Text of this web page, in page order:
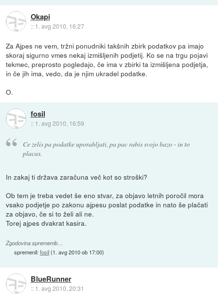
Okapi
:: 1. avg 2010, 16:27
Za Ajpes ne vem, tržni ponudniki takšnih zbirk podatkov pa imajo
skoraj sigurno vmes nekaj izmišljenih podjetij. Ko se na trgu pojavi
tekmec, preprosto pogledajo, če ima v zbirki ta izmišljena podjetja,
in če jih ima, vedo, da je njim ukradel podatke.
O.
fosil
:: 1. avg 2010, 16:59
Ce zelis pa podatke uporabljati, pa pac rabis svojo bazo - in to
placas.
In zakaj ti država zaračuna več kot so stroški?
Ob tem je treba vedet še eno stvar, za objavo letnih poročil mora
vsako podjetje po zakonu ajpesu poslat podatke in nato še plačati
za objavo, če si to želi ali ne.
Torej ajpes dvakrat kasira.
Zgodovina sprememb…
spremenil:fosil(1. avg 2010 ob 17:00)
BlueRunner
:: 1. avg 2010, 20:31